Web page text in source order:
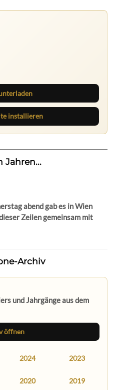
installieren
Jahren...
abend gab es in Wien
Zeilen gemeinsam mit
Archiv
und Jahrgänge aus dem
öffnen
2024 2023
2020 2019